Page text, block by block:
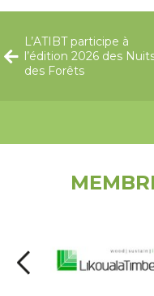
L’ATIBT participe à
l’édition 2026 des
des Forêts